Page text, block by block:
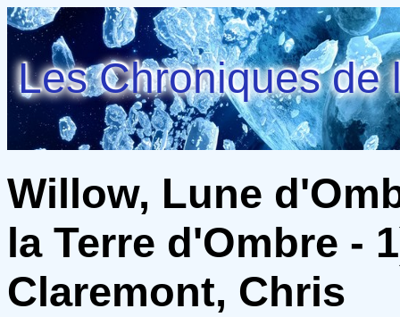
Les Chroniques de
Willow, Lune
la Terre d'Ombre -
Claremont, Chris